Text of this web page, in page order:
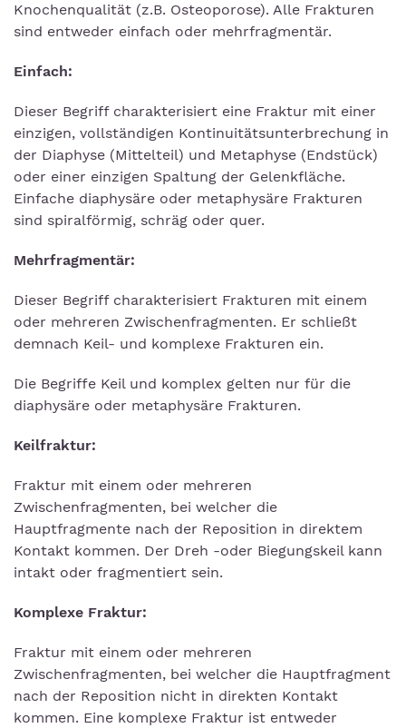
Knochenqualität (z.B. Osteoporose). Alle Frakturen
sind entweder einfach oder mehrfragmentär.
Einfach:
Dieser Begriff charakterisiert eine Fraktur mit einer
einzigen, vollständigen Kontinuitätsunterbrechung in
der Diaphyse (Mittelteil) und Metaphyse (Endstück)
oder einer einzigen Spaltung der Gelenkfläche.
Einfache diaphysäre oder metaphysäre Frakturen
sind spiralförmig, schräg oder quer.
Mehrfragmentär:
Dieser Begriff charakterisiert Frakturen mit einem
oder mehreren Zwischenfragmenten. Er schließt
demnach Keil- und komplexe Frakturen ein.
Die Begriffe Keil und komplex gelten nur für die
diaphysäre oder metaphysäre Frakturen.
Keilfraktur:
Fraktur mit einem oder mehreren
Zwischenfragmenten, bei welcher die
Hauptfragmente nach der Reposition in direktem
Kontakt kommen. Der Dreh -oder Biegungskeil kann
intakt oder fragmentiert sein.
Komplexe Fraktur:
Fraktur mit einem oder mehreren
Zwischenfragmenten, bei welcher die Hauptfragment
nach der Reposition nicht in direkten Kontakt
kommen. Eine komplexe Fraktur ist entweder